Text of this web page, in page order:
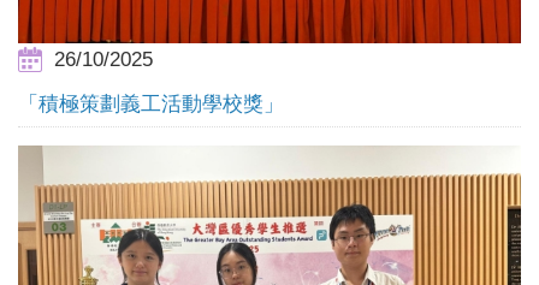
26/10/2025
「積極策劃義工活動學校獎」